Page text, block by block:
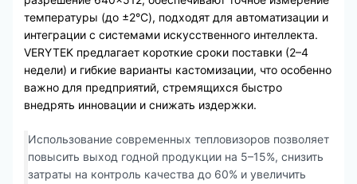
температуры (до ±2°C), подходят для автоматизации и
интеграции с системами искусственного интеллекта.
VERYTEK предлагает короткие сроки поставки (2–4
недели) и гибкие варианты кастомизации, что особенно
важно для предприятий, стремящихся быстро
внедрять инновации и снижать издержки.
Использование современных тепловизоров позволяет
повысить выход годной продукции на 5–15%, снизить
затраты на контроль качества до 60% и увеличить